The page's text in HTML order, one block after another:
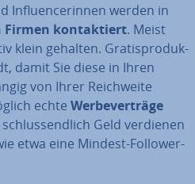
In­fluen­ce­rin­nen werden in
Firmen kon­tak­tiert. Meist
klein gehalten. Gra­tis­pro­duk­
damit Sie diese in Ihren
von Ihrer Reich­wei­te
echte Wer­be­ver­trä­ge
Geld verdienen
etwa eine Mindest-Fol­lo­wer­